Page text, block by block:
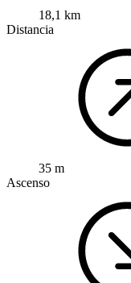
18,1 km
Distancia
35 m
Ascenso